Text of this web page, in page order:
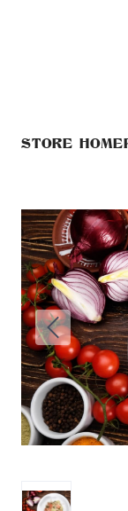
Store